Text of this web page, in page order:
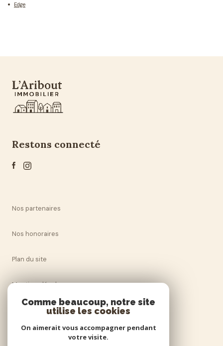
Edge
restons connecté
Nos partenaires
Nos honoraires
Plan du site
Mentions légales
Comme beaucoup, notre site
utilise les cookies
On aimerait vous accompagner pendant
votre visite.